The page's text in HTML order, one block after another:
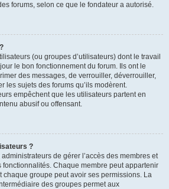
forums, selon ce que le fondateur a autorisé.
(ou groupes d’utilisateurs) dont le travail
le bon fonctionnement du forum. Ils ont le
des messages, de verrouiller, déverrouiller,
les sujets des forums qu’ils modèrent.
empêchent que les utilisateurs partent en
abusif ou offensant.
?
de gérer l’accès des membres et
fonctionnalités. Chaque membre peut appartenir
chaque groupe peut avoir ses permissions. La
des groupes permet aux